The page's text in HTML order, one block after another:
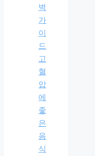
벽
가
이
드
고
혈
압
에
좋
은
음
식